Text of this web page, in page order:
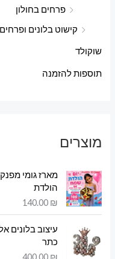
פרחים בחולון
קישוט בלונים
שוקולד
תוספות להזמנה
מוצרים
מארז גומי
הולדת
140.00 ₪
כתר